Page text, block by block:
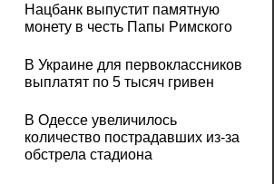
Нацбанк выпустит памятную
монету в честь Папы Римского
В Украине для первоклассников
выплатят по 5 тысяч гривен
В Одессе увеличилось
количество пострадавших из-за
обстрела стадиона